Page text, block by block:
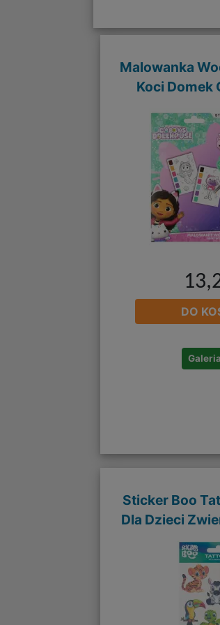
Malowanka
Koci Domek
DO
Sticker Boo
Dla Dzieci